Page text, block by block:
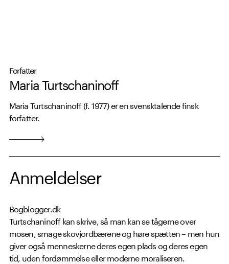
Forfatter
Maria Turtschaninoff
Maria Turtschaninoff (f. 1977) er en svensktalende finsk
forfatter.
Anmeldelser
Bogblogger.dk
Turtschaninoff kan skrive, så man kan se tågerne over
mosen, smage skovjordbærene og høre spætten – men hun
giver også menneskerne deres egen plads og deres egen
tid, uden fordømmelse eller moderne moraliseren.